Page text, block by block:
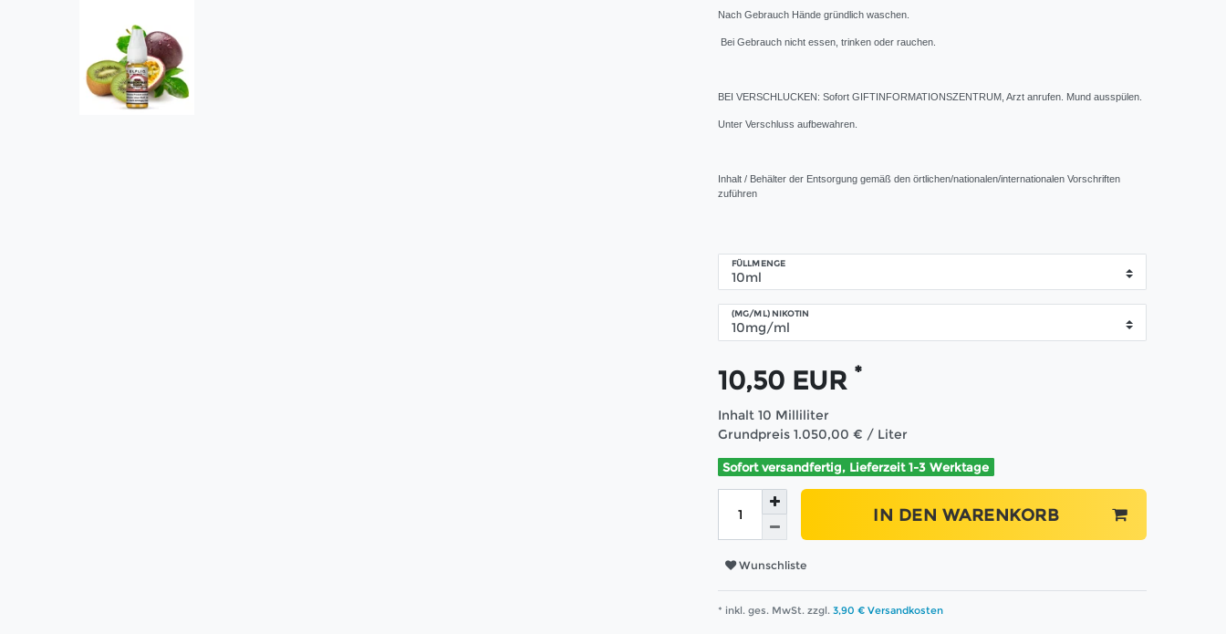
Nach Gebrauch Hände gründlich waschen.
Bei Gebrauch nicht essen, trinken oder rauchen.
BEI VERSCHLUCKEN: Sofort GIFTINFORMATIONSZENTRUM, Arzt anrufen. Mund ausspülen.
Unter Verschluss aufbewahren.
Inhalt / Behälter der Entsorgung gemäß den örtlichen/nationalen/internationalen Vorschriften
zuführen
FÜLLMENGE
(MG/ML) NIKOTIN
10,50 EUR *
Inhalt 10 Milliliter
Grundpreis 1.050,00 € / Liter
Sofort versandfertig, Lieferzeit 1-3 Werktage
IN DEN WARENKORB
Wunschliste
* inkl. ges. MwSt. zzgl. 3,90 € Versandkosten